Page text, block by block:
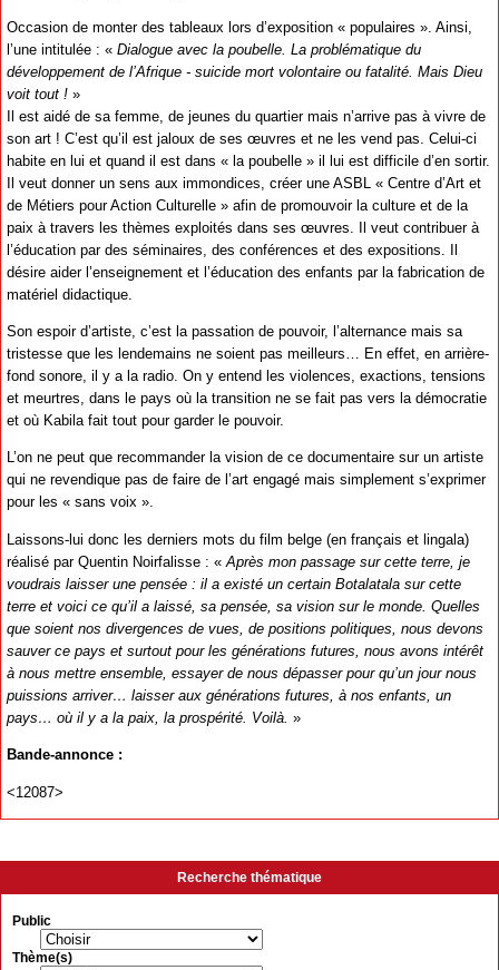
Occasion de monter des tableaux lors d’exposition « populaires ». Ainsi,
l’une intitulée : « Dialogue avec la poubelle. La problématique du
développement de l’Afrique - suicide mort volontaire ou fatalité. Mais Dieu
voit tout ! »
Il est aidé de sa femme, de jeunes du quartier mais n’arrive pas à vivre de
son art ! C’est qu’il est jaloux de ses œuvres et ne les vend pas. Celui-ci
habite en lui et quand il est dans « la poubelle » il lui est difficile d’en sortir.
Il veut donner un sens aux immondices, créer une ASBL « Centre d’Art et
de Métiers pour Action Culturelle » afin de promouvoir la culture et de la
paix à travers les thèmes exploités dans ses œuvres. Il veut contribuer à
l’éducation par des séminaires, des conférences et des expositions. Il
désire aider l’enseignement et l’éducation des enfants par la fabrication de
matériel didactique.
Son espoir d’artiste, c’est la passation de pouvoir, l’alternance mais sa
tristesse que les lendemains ne soient pas meilleurs… En effet, en arrière-
fond sonore, il y a la radio. On y entend les violences, exactions, tensions
et meurtres, dans le pays où la transition ne se fait pas vers la démocratie
et où Kabila fait tout pour garder le pouvoir.
L’on ne peut que recommander la vision de ce documentaire sur un artiste
qui ne revendique pas de faire de l’art engagé mais simplement s’exprimer
pour les « sans voix ».
Laissons-lui donc les derniers mots du film belge (en français et lingala)
réalisé par Quentin Noirfalisse : « Après mon passage sur cette terre, je
voudrais laisser une pensée : il a existé un certain Botalatala sur cette
terre et voici ce qu’il a laissé, sa pensée, sa vision sur le monde. Quelles
que soient nos divergences de vues, de positions politiques, nous devons
sauver ce pays et surtout pour les générations futures, nous avons intérêt
à nous mettre ensemble, essayer de nous dépasser pour qu’un jour nous
puissions arriver… laisser aux générations futures, à nos enfants, un
pays… où il y a la paix, la prospérité. Voilà. »
Bande-annonce :
<12087>
Recherche thématique
Public
Thème(s)